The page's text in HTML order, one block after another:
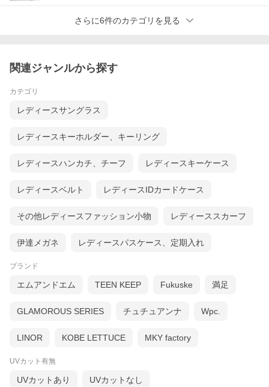
さらに6件のカテゴリを見る
関連ジャンルから探す
カテゴリ
レディースサングラス
レディースキーホルダー、キーリング
レディースハンカチ、チーフ レディースキーケース
レディースベルト レディースIDカードケース
その他レディースファッション小物 レディーススカーフ
伊達メガネ レディースパスケース、定期入れ
ブランド
エムアンドエム TEEN KEEP Fukuske 満足
GLAMOROUS SERIES チュチュアンナ Wpc.
LINOR KOBE LETTUCE MKY factory
UVカット有無
UVカットあり UVカットなし